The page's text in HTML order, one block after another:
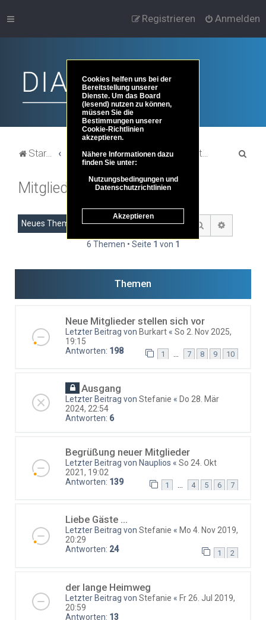
Anmelden
Registrieren
Startseite Portal Foren-Übersicht Zu diesem Forum Mitglieder
Mitglieder
Neues Thema Suche
6 Themen • Seite 1 von 1
Themen
Neue Mitglieder stellen sich vor
Letzter Beitrag von Burkart « So 2. Nov 2025,
19:15
Antworten: 198 1 … 7 8 9 10
Ausgang
Letzter Beitrag von Stefanie « Do 28. Mär
2024, 22:54
Antworten: 6
Begrüßung neuer Mitglieder
Letzter Beitrag von Nauplios « So 24. Okt
2021, 19:02
Antworten: 139 1 … 4 5 6 7
Liebe Gäste ...
Letzter Beitrag von Stefanie « Mo 4. Nov 2019,
20:29
Antworten: 24 1 2
der lange Heimweg
Letzter Beitrag von Stefanie « Fr 26. Jul 2019,
20:59
Antworten: 13
Cookies helfen uns bei der
Bereitstellung unserer
Dienste. Um das Board
(lesend) nutzen zu können,
müssen Sie die
Bestimmungen unserer
Cookie-Richtlinien
akzeptieren.
Nähere Informationen dazu
finden Sie unter:
Nutzungsbedingungen und
Datenschutzrichtlinien
Akzeptieren